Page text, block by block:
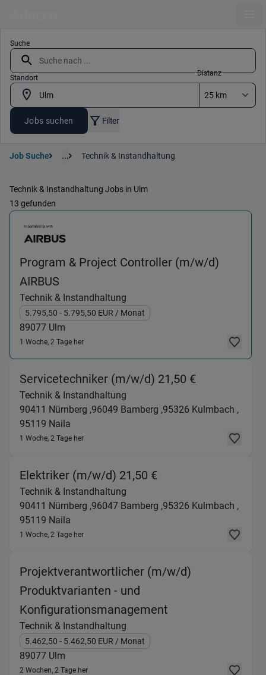
Suche
Standort
Distanz
Jobs suchen Filter
Job Suche ... Technik & Instandhaltung
Technik & Instandhaltung Jobs in Ulm
13 gefunden
Program & Project Controller (m/w/d)
AIRBUS
Technik & Instandhaltung
5.795,50 - 5.795,50 EUR / Monat
89077 Ulm
1 Woche, 2 Tage her
Servicetechniker (m/w/d) 21,50 €
Technik & Instandhaltung
90411 Nürnberg ,96049 Bamberg ,95326 Kulmbach ,
95119 Naila
1 Woche, 2 Tage her
Elektriker (m/w/d) 21,50 €
Technik & Instandhaltung
90411 Nürnberg ,96047 Bamberg ,95326 Kulmbach ,
95119 Naila
1 Woche, 2 Tage her
Projektverantwortlicher (m/w/d)
Produktvarianten - und
Konfigurationsmanagement
Technik & Instandhaltung
5.462,50 - 5.462,50 EUR / Monat
89077 Ulm
2 Wochen, 2 Tage her